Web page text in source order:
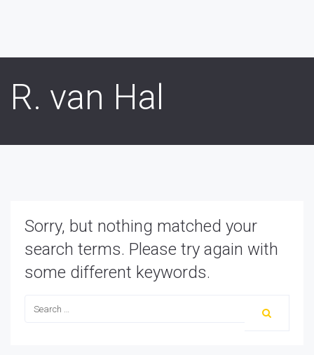
R. van Hal
Sorry, but nothing matched your
search terms. Please try again with
some different keywords.